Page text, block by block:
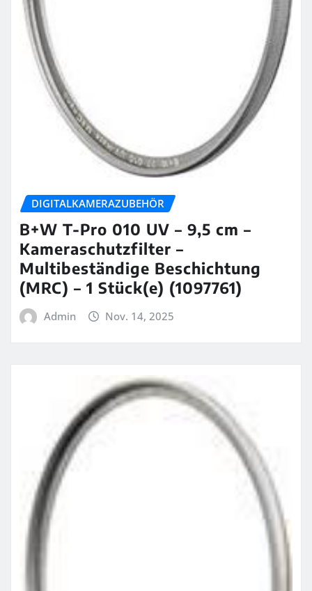
DIGITALKAMERAZUBEHÖR
B+W T-Pro 010 UV – 9,5 cm –
Kameraschutzfilter –
Multibeständige Beschichtung
(MRC) – 1 Stück(e) (1097761)
Admin Nov. 14, 2025